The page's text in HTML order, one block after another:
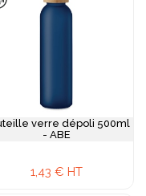
verre dépoli 500ml
- ABE
1,43 € HT